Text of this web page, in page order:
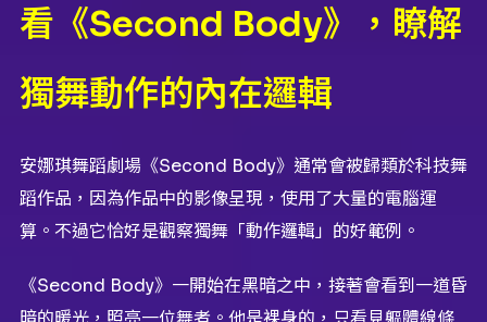
看《Second Body》，瞭解
獨舞動作的內在邏輯
安娜琪舞蹈劇場《Second Body》通常會被歸類於科技舞
蹈作品，因為作品中的影像呈現，使用了大量的電腦運
算。不過它恰好是觀察獨舞「動作邏輯」的好範例。
《Second Body》一開始在黑暗之中，接著會看到一道昏